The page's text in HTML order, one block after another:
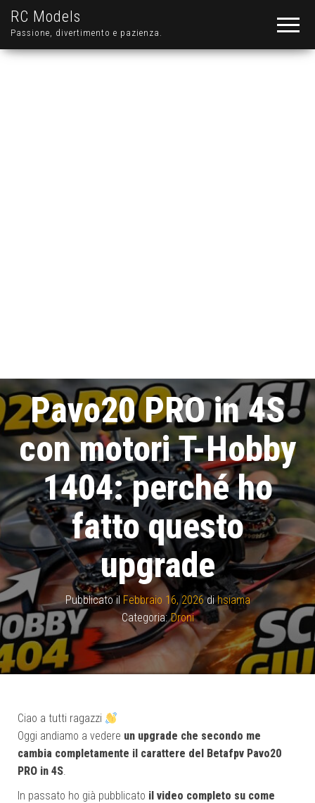
RC Models
Passione, divertimento e pazienza.
Pavo20 PRO in 4S
con motori T-Hobby
1404: perché ho
fatto questo
upgrade
Pubblicato il Febbraio 16, 2026dihsiama
Categoria: Droni
Ciao a tutti ragazzi
Oggi andiamo a vedere un upgrade che secondo me
cambia completamente il carattere del Betafpv Pavo20
PRO in 4S.
In passato ho già pubblicato il video completo su come